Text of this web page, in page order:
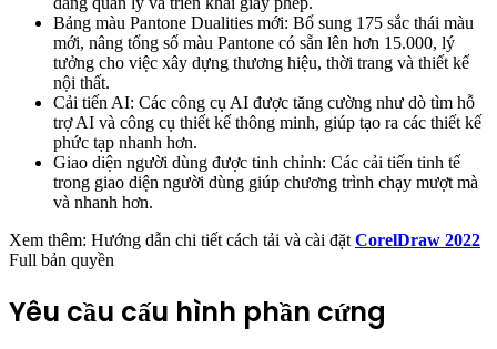
Bảng màu Pantone Dualities mới: Bổ sung 175 sắc thái màu
mới, nâng tổng số màu Pantone có sẵn lên hơn 15.000, lý
tưởng cho việc xây dựng thương hiệu, thời trang và thiết kế
nội thất.
Cải tiến AI: Các công cụ AI được tăng cường như dò tìm hỗ
trợ AI và công cụ thiết kế thông minh, giúp tạo ra các thiết kế
phức tạp nhanh hơn.
Giao diện người dùng được tinh chỉnh: Các cải tiến tinh tế
trong giao diện người dùng giúp chương trình chạy mượt mà
và nhanh hơn.
Xem thêm: Hướng dẫn chi tiết cách tải và cài đặt CorelDraw 2022
Full bản quyền
Yêu cầu cấu hình phần cứng